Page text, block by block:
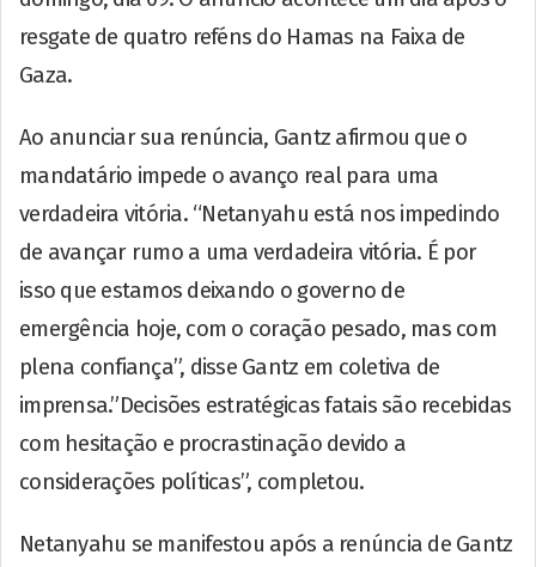
resgate de quatro reféns do Hamas na Faixa de
Gaza.
Ao anunciar sua renúncia, Gantz afirmou que o
mandatário impede o avanço real para uma
verdadeira vitória. “Netanyahu está nos impedindo
de avançar rumo a uma verdadeira vitória. É por
isso que estamos deixando o governo de
emergência hoje, com o coração pesado, mas com
plena confiança”, disse Gantz em coletiva de
imprensa.”Decisões estratégicas fatais são recebidas
com hesitação e procrastinação devido a
considerações políticas”, completou.
Netanyahu se manifestou após a renúncia de Gantz